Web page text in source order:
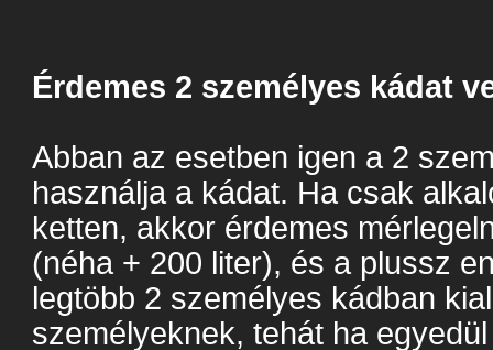
Érdemes 2 személyes kádat
Abban az esetben igen a 2
használja a kádat. Ha csak
ketten, akkor érdemes
(néha + 200 liter), és a plussz
legtöbb 2 személyes kádban
személyeknek, tehát ha